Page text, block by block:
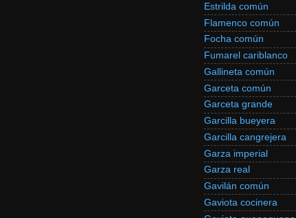
Estrilda común
Flamenco común
Focha común
Fumarel cariblanco
Gallineta común
Garceta común
Garceta grande
Garcilla bueyera
Garcilla cangrejera
Garza imperial
Garza real
Gavilán común
Gaviota cocinera